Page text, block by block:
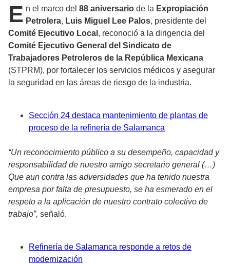
E n el marco del 88 aniversario de la Expropiación
Petrolera, Luis Miguel Lee Palos, presidente del
Comité Ejecutivo Local , reconoció a la dirigencia del
Comité Ejecutivo General del Sindicato de
Trabajadores Petroleros de la República Mexicana
(STPRM), por fortalecer los servicios médicos y asegurar
la seguridad en las áreas de riesgo de la industria.
Sección 24 destaca mantenimiento de plantas de
proceso de la refinería de Salamanca
“Un reconocimiento público a su desempeño, capacidad y
responsabilidad de nuestro amigo secretario general (…)
Que aun contra las adversidades que ha tenido nuestra
empresa por falta de presupuesto, se ha esmerado en el
respeto a la aplicación de nuestro contrato colectivo de
trabajo”, señaló.
Refinería de Salamanca responde a retos de
modernización